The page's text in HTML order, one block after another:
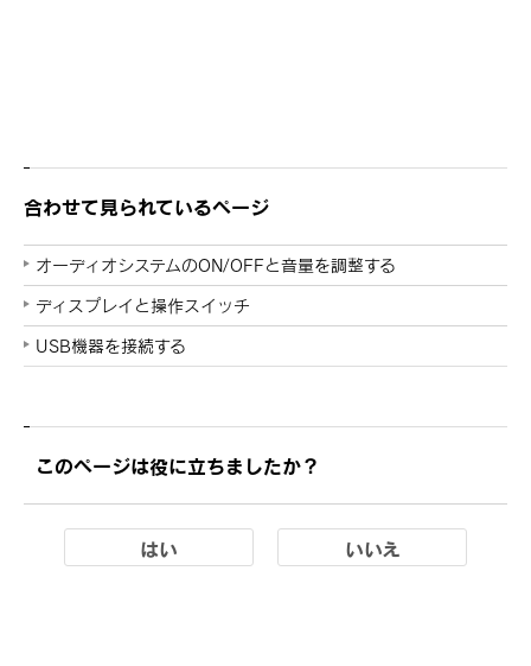
合わせて見られているページ
オーディオシステムのON/OFFと音量を調整する
ディスプレイと操作スイッチ
USB機器を接続する
このページは役に立ちましたか？
はい いいえ